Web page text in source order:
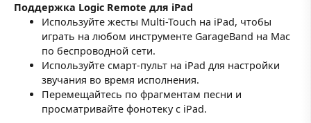
Поддержка Logic Remote для iPad
Используйте жесты Multi-Touch на iPad, чтобы
играть на любом инструменте GarageBand на Mac
по беспроводной сети.
Используйте смарт-пульт на iPad для настройки
звучания во время исполнения.
Перемещайтесь по фрагментам песни и
просматривайте фонотеку с iPad.